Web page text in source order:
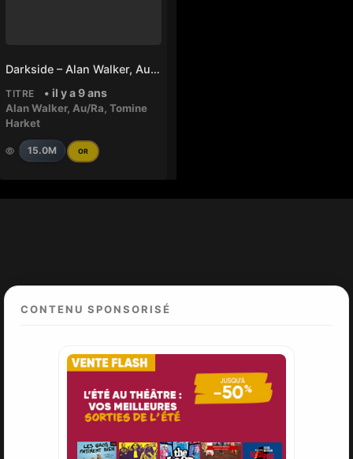
Darkside – Alan Walker, Au/Ra, Tomine Harket
TITRE • il y a 9 ans
Alan Walker, Au/Ra, Tomine
Harket
15.0M OR
CONTENU SPONSORISÉ